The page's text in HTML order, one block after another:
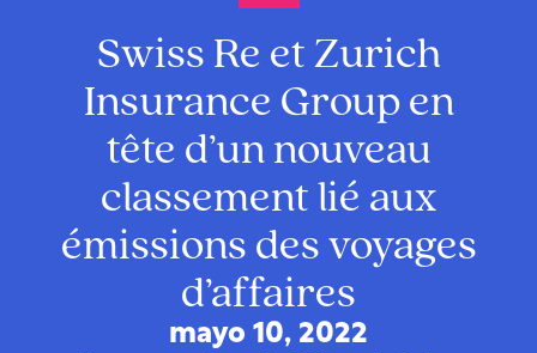
Swiss Re et Zurich
Insurance Group en
tête d’un nouveau
classement lié aux
émissions des voyages
d’affaires
mayo 10, 2022